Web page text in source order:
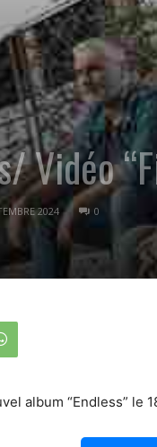
Vidéo
2024 0
album “Endless” le